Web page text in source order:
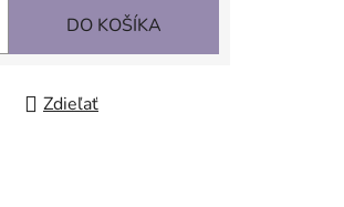
DO KOŠÍKA
Zdieľať